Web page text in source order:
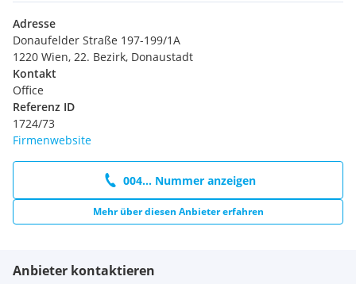
Adresse
Donaufelder Straße 197-199/1A
1220 Wien, 22. Bezirk, Donaustadt
Kontakt
Office
Referenz ID
1724/73
Firmenwebsite
004... Nummer anzeigen
Mehr über diesen Anbieter erfahren
Anbieter kontaktieren